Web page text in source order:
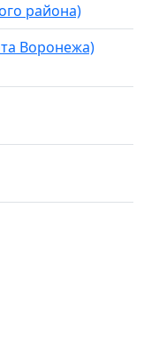
района)
Воронежа)